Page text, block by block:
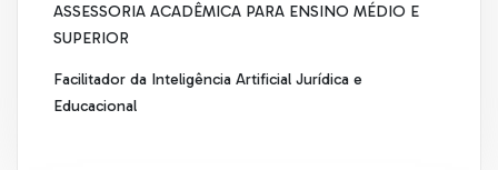
ASSESSORIA ACADÊMICA PARA ENSINO MÉDIO E
SUPERIOR
Facilitador da Inteligência Artificial Jurídica e
Educacional